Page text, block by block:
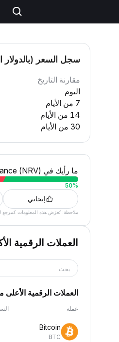
سجل السعر (بالدولار
مقارنة التاريخ
اليوم
7 من الأيام
14 من الأيام
30 من الأيام
ما رأيك في Nerve Finance (NRV) اليوم؟
50%
إيجابي
ملاحظة: تُعرَض هذه المعلومات كمرجع
العملات الرقمية
بحث
العملات الرقمية
عملة
Bitcoin
BTC